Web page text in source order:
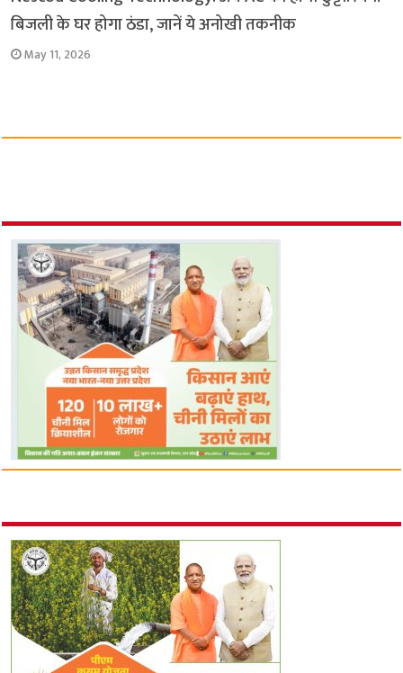
बिजली के घर होगा ठंडा, जानें ये अनोखी तकनीक
May 11, 2026